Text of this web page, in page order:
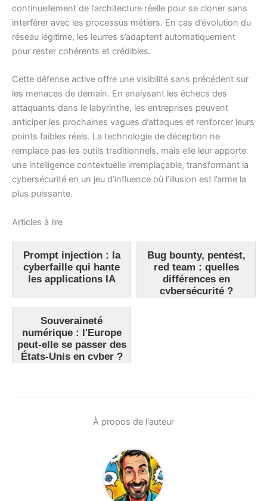
continuellement de l’architecture réelle pour se cloner sans
interférer avec les processus métiers. En cas d’évolution du
réseau légitime, les leurres s’adaptent automatiquement
pour rester cohérents et crédibles.
Cette défense active offre une visibilité sans précédent sur
les menaces de demain. En analysant les échecs des
attaquants dans le labyrinthe, les entreprises peuvent
anticiper les prochaines vagues d’attaques et renforcer leurs
points faibles réels. La technologie de déception ne
remplace pas les outils traditionnels, mais elle leur apporte
une intelligence contextuelle irremplaçable, transformant la
cybersécurité en un jeu d’influence où l’illusion est l’arme la
plus puissante.
Articles à lire
Prompt injection : la
cyberfaille qui hante
les applications IA
Bug bounty, pentest,
red team : quelles
différences en
cybersécurité ?
Souveraineté
numérique : l'Europe
peut-elle se passer des
États-Unis en cyber ?
À propos de l'auteur